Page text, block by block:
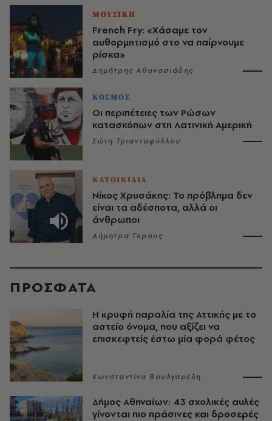
ΜΟΥΣΙΚΗ
French Fry: «Χάσαμε τον
αυθορμητισμό στο να παίρνουμε
ρίσκα»
Δημήτρης Αθανασιάδης
ΚΟΣΜΟΣ
Οι περιπέτειες των Ρώσων
κατασκόπων στη Λατινική Αμερική
Σώτη Τριανταφύλλου
ΚΑΤΟΙΚΙΔΙΑ
Νίκος Χρυσάκης: Το πρόβλημα δεν
είναι τα αδέσποτα, αλλά οι
άνθρωποι
Δήμητρα Γκρους
ΠΡΟΣΦΑΤΑ
Η κρυφή παραλία της Αττικής με το
αστείο όνομα, που αξίζει να
επισκεφτείς έστω μία φορά φέτος
Κωνσταντίνα Βουλγαρέλη
Δήμος Αθηναίων: 43 σχολικές αυλές
γίνονται πιο πράσινες και δροσερές